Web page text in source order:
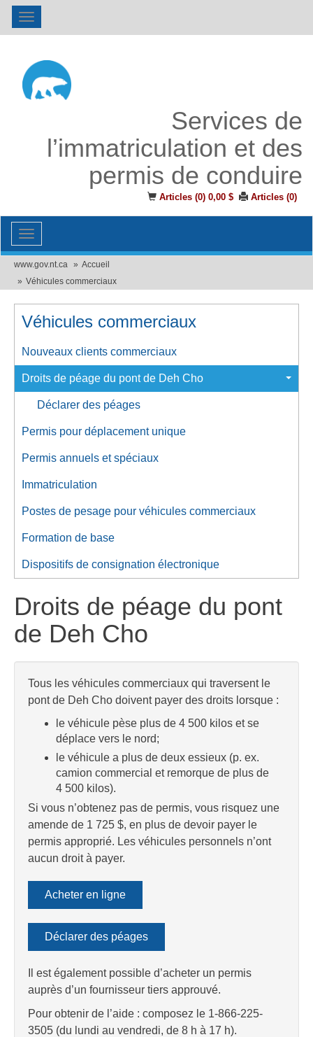
Toggle
navigation
Services de
l’immatriculation et des
permis de conduire
Articles (0) 0,00 $ Articles (0)
Toggle
navigation
www.gov.nt.ca
Accueil
Véhicules commerciaux
Véhicules commerciaux
Nouveaux clients commerciaux
Droits de péage du pont de Deh Cho
Déclarer des péages
Permis pour déplacement unique
Permis annuels et spéciaux
Immatriculation
Postes de pesage pour véhicules commerciaux
Formation de base
Dispositifs de consignation électronique
Droits de péage du pont
de Deh Cho
Tous les véhicules commerciaux qui traversent le
pont de Deh Cho doivent payer des droits lorsque :
le véhicule pèse plus de 4 500 kilos et se
déplace vers le nord;
le véhicule a plus de deux essieux (p. ex.
camion commercial et remorque de plus de
4 500 kilos).
Si vous n’obtenez pas de permis, vous risquez une
amende de 1 725 $, en plus de devoir payer le
permis approprié. Les véhicules personnels n’ont
aucun droit à payer.
Acheter en ligne
Déclarer des péages
Il est également possible d’acheter un permis
auprès d’un fournisseur tiers approuvé.
Pour obtenir de l’aide : composez le 1-866-225-
3505 (du lundi au vendredi, de 8 h à 17 h).